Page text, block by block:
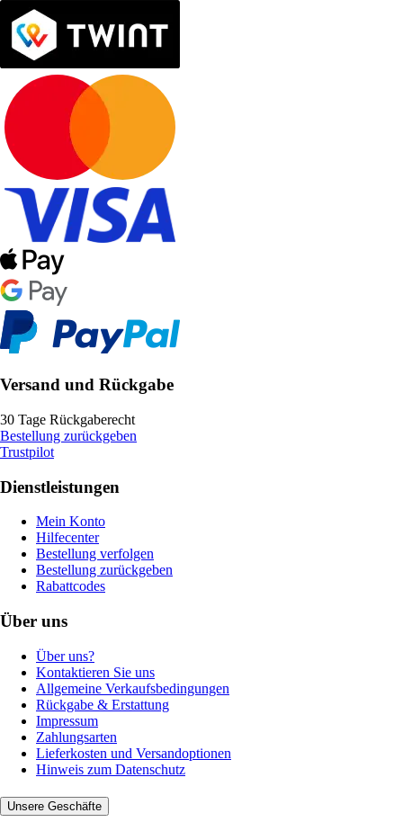
Versand und Rückgabe
30 Tage Rückgaberecht
Bestellung zurückgeben
Trustpilot
Dienstleistungen
Mein Konto
Hilfecenter
Bestellung verfolgen
Bestellung zurückgeben
Rabattcodes
Über uns
Über uns?
Kontaktieren Sie uns
Allgemeine Verkaufsbedingungen
Rückgabe & Erstattung
Impressum
Zahlungsarten
Lieferkosten und Versandoptionen
Hinweis zum Datenschutz
Unsere Geschäfte